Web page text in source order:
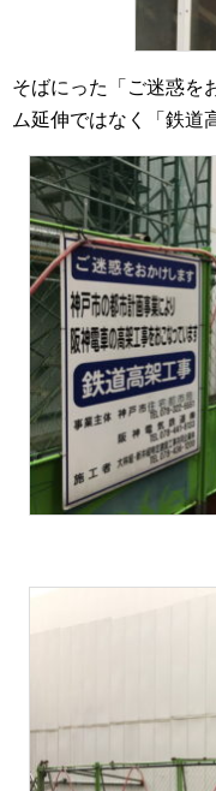
そばにった「ご迷惑を
ム延伸ではなく「鉄道